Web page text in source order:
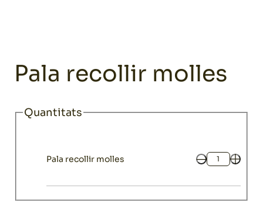
Pala recollir molles
Quantitats
Pala recollir molles Quantitat